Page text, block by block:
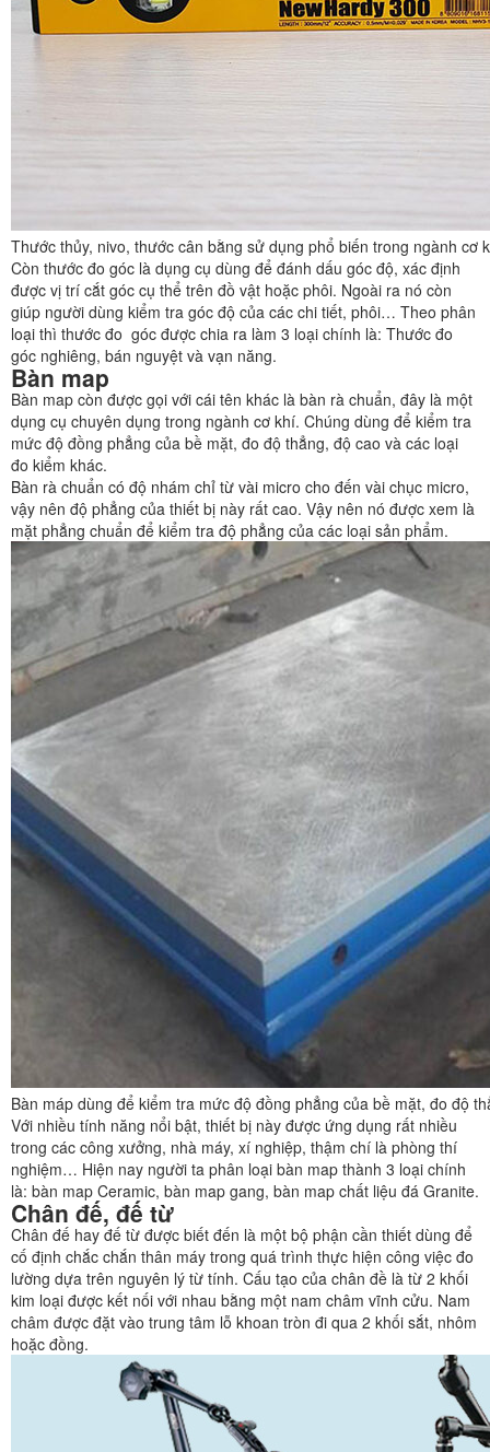
Thước thủy, nivo, thước cân bằng sử dụng phổ biến trong ngành cơ
Còn thước đo góc là dụng cụ dùng để đánh dấu góc độ, xác định
được vị trí cắt góc cụ thể trên đồ vật hoặc phôi. Ngoài ra nó còn
giúp người dùng kiểm tra góc độ của các chi tiết, phôi… Theo phân
loại thì thước đo góc được chia ra làm 3 loại chính là: Thước đo
góc nghiêng, bán nguyệt và vạn năng.
Bàn map
Bàn map còn được gọi với cái tên khác là bàn rà chuẩn, đây là một
dụng cụ chuyên dụng trong ngành cơ khí. Chúng dùng để kiểm tra
mức độ đồng phẳng của bề mặt, đo độ thẳng, độ cao và các loại
đo kiểm khác.
Bàn rà chuẩn có độ nhám chỉ từ vài micro cho đến vài chục micro,
vậy nên độ phẳng của thiết bị này rất cao. Vậy nên nó được xem là
mặt phẳng chuẩn để kiểm tra độ phẳng của các loại sản phẩm.
Bàn máp dùng để kiểm tra mức độ đồng phẳng của bề mặt, đo độ
Với nhiều tính năng nổi bật, thiết bị này được ứng dụng rất nhiều
trong các công xưởng, nhà máy, xí nghiệp, thậm chí là phòng thí
nghiệm… Hiện nay người ta phân loại bàn map thành 3 loại chính
là: bàn map Ceramic, bàn map gang, bàn map chất liệu đá Granite.
Chân đế, đế từ
Chân đế hay đế từ được biết đến là một bộ phận cần thiết dùng để
cố định chắc chắn thân máy trong quá trình thực hiện công việc đo
lường dựa trên nguyên lý từ tính. Cấu tạo của chân đề là từ 2 khối
kim loại được kết nối với nhau bằng một nam châm vĩnh cửu. Nam
châm được đặt vào trung tâm lỗ khoan tròn đi qua 2 khối sắt, nhôm
hoặc đồng.